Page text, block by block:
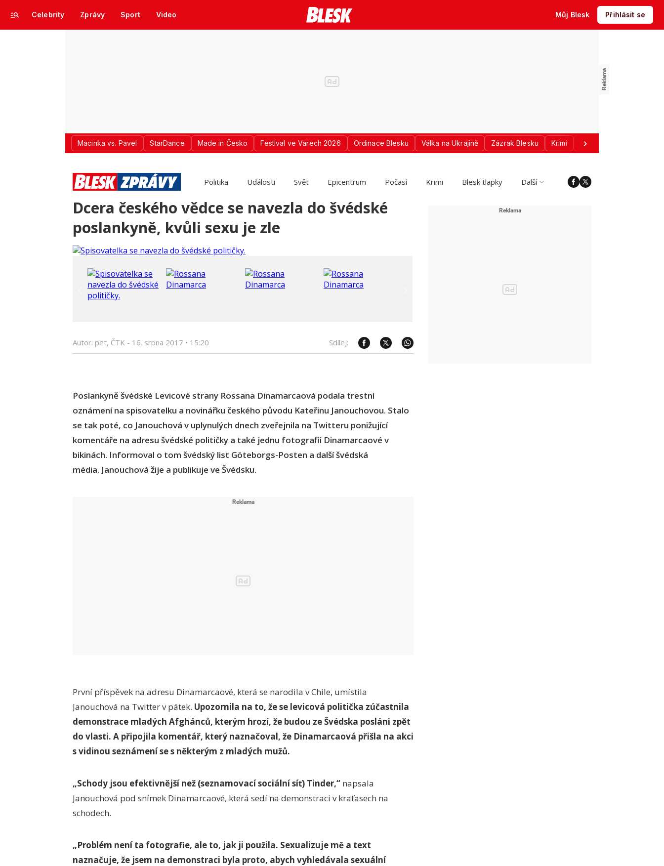
Celebrity Zprávy Sport Video Můj Blesk Přihlásit se
Macinka vs. Pavel StarDance Made in Česko Festival ve Varech 2026 Ordinace Blesku Válka na Ukrajině Zázrak Blesku Krimi Donald Trump
Politika Události Svět Epicentrum Počasí Krimi Blesk tlapky Další
Dcera českého vědce se navezla do švédské
poslankyně, kvůli sexu je zle
Autor: pet, ČTK - 16. srpna 2017 • 15:20 Sdílej:
Poslankyně švédské Levicové strany Rossana Dinamarcaová podala trestní
oznámení na spisovatelku a novinářku českého původu Kateřinu Janouchovou. Stalo
se tak poté, co Janouchová v uplynulých dnech zveřejnila na Twitteru ponižující
komentáře na adresu švédské političky a také jednu fotografii Dinamarcaové v
bikinách. Informoval o tom švédský list Göteborgs-Posten a další švédská
média. Janouchová žije a publikuje ve Švédsku.
První příspěvek na adresu Dinamarcaové, která se narodila v Chile, umístila
Janouchová na Twitter v pátek. Upozornila na to, že se levicová politička zúčastnila
demonstrace mladých Afghánců, kterým hrozí, že budou ze Švédska posláni zpět
do vlasti. A připojila komentář, který naznačoval, že Dinamarcaová přišla na akci
s vidinou seznámení se s některým z mladých mužů.
„Schody jsou efektivnější než (seznamovací sociální síť) Tinder,“ napsala
Janouchová pod snímek Dinamarcaové, která sedí na demonstraci v kraťasech na
schodech.
„Problém není ta fotografie, ale to, jak ji použila. Sexualizuje mě a text
naznačuje, že jsem na demonstraci byla proto, abych vyhledávala sexuální